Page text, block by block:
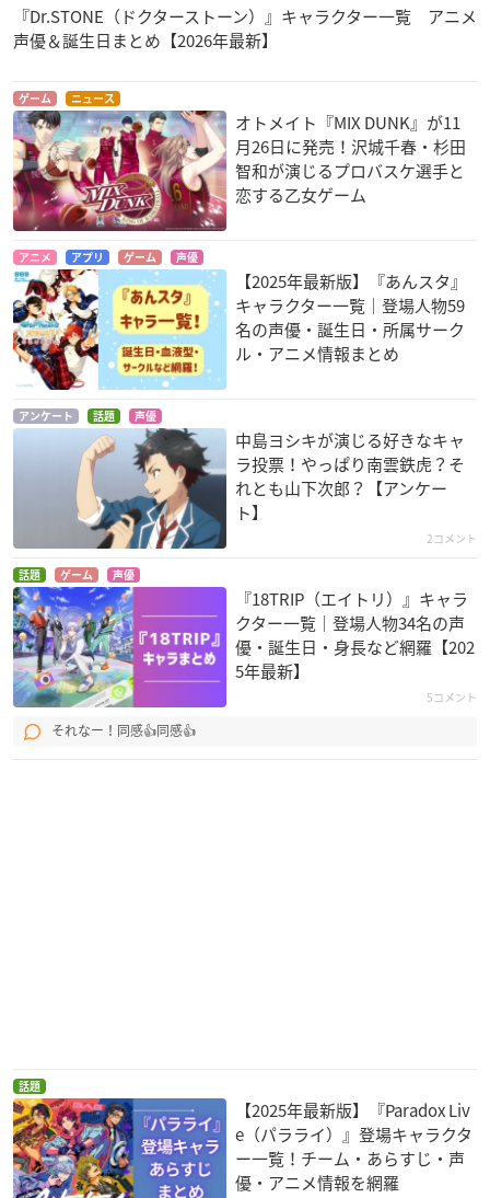
新田義史
比嘉大和
DYNAMIC CHORD
青井有紀
戦刻ナイトブラッド
山県昌景
THE IDOLM@STER
Prologue SideM -E
pisode of Jupiter-
山下次郎
RWBY Volume 1-3:
The Beginning
ネプチューン・ヴァ
シリアス
WAVE!!～サーフィン
田中ナル 田中ナル
『Dr.STONE（ドクターストーン）』キャラクター一覧 アニメ
声優＆誕生日まとめ【2026年最新】
ゲーム ニュース
オトメイト『MIX DUNK』が11
月26日に発売！沢城千春・杉田
智和が演じるプロバスケ選手と
恋する乙女ゲーム
アニメ アプリ ゲーム 声優
【2025年最新版】『あんスタ』
キャラクター一覧｜登場人物59
名の声優・誕生日・所属サーク
ル・アニメ情報まとめ
アンケート 話題 声優
中島ヨシキが演じる好きなキャ
ラ投票！やっぱり南雲鉄虎？そ
れとも山下次郎？【アンケー
ト】
2コメント
話題 ゲーム 声優
『18TRIP（エイトリ）』キャラ
クター一覧｜登場人物34名の声
優・誕生日・身長など網羅【202
5年最新】
5コメント
それなー！同感👍同感👍
話題
【2025年最新版】『Paradox Liv
e（パラライ）』登場キャラクタ
ー一覧！チーム・あらすじ・声
優・アニメ情報を網羅